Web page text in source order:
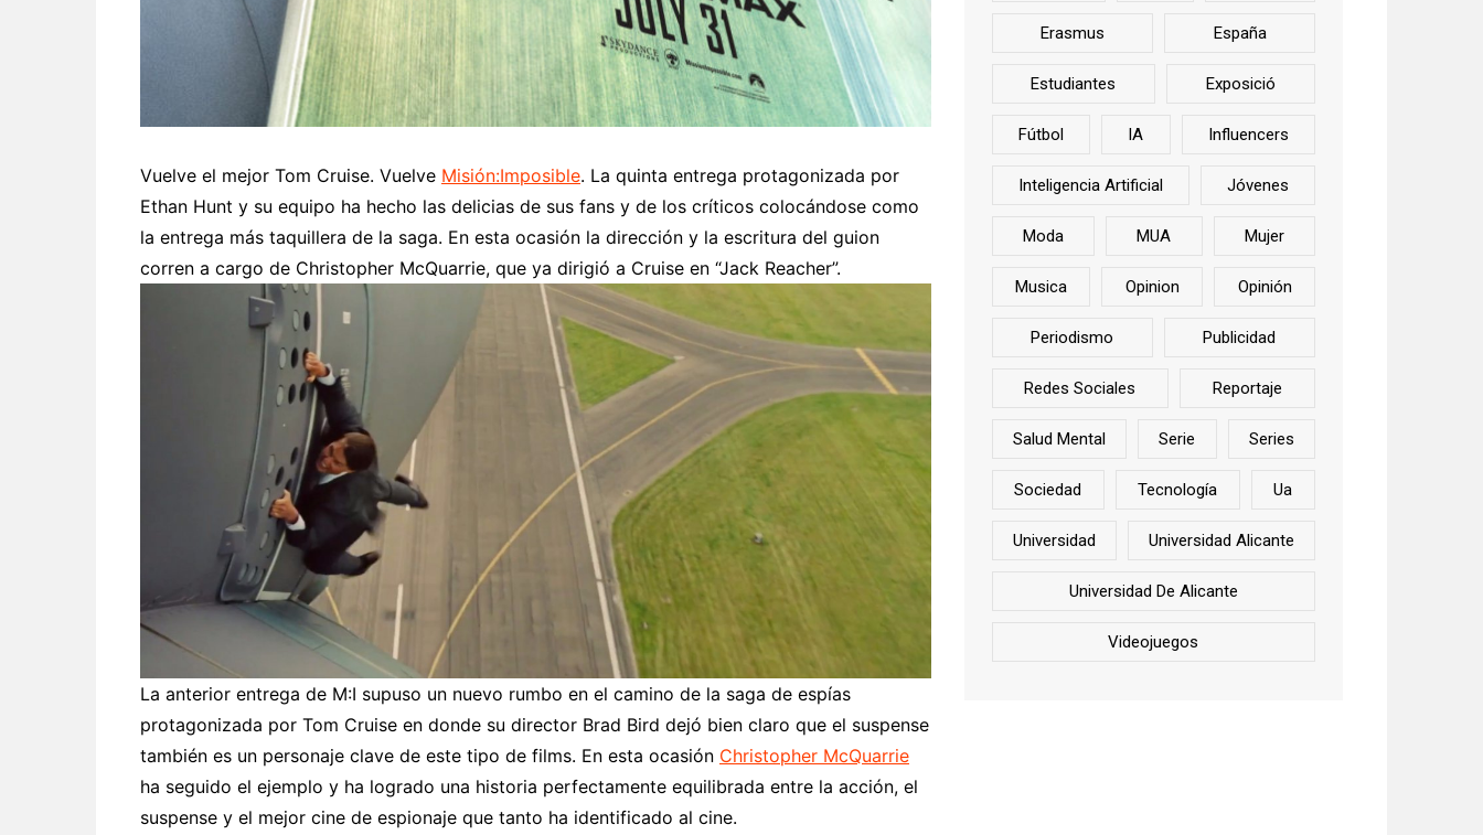
Vuelve el mejor Tom Cruise. Vuelve Misión:Imposible. La quinta entrega protagonizada por
Ethan Hunt y su equipo ha hecho las delicias de sus fans y de los críticos colocándose como
la entrega más taquillera de la saga. En esta ocasión la dirección y la escritura del guion
corren a cargo de Christopher McQuarrie, que ya dirigió a Cruise en “Jack Reacher”.
La anterior entrega de M:I supuso un nuevo rumbo en el camino de la saga de espías
protagonizada por Tom Cruise en donde su director Brad Bird dejó bien claro que el suspense
también es un personaje clave de este tipo de films. En esta ocasión Christopher McQuarrie
ha seguido el ejemplo y ha logrado una historia perfectamente equilibrada entre la acción, el
suspense y el mejor cine de espionaje que tanto ha identificado al cine.
Erasmus España
Estudiantes Exposició
Fútbol IA Influencers
Inteligencia Artificial Jóvenes
Moda MUA Mujer
Musica Opinion Opinión
Periodismo Publicidad
Redes Sociales Reportaje
Salud Mental Serie Series
Sociedad Tecnología Ua
Universidad Universidad Alicante
Universidad De Alicante
Videojuegos